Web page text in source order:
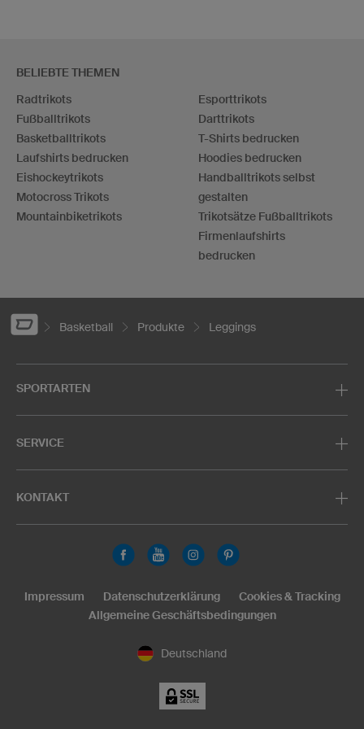
BELIEBTE THEMEN
Radtrikots
Fußballtrikots
Basketballtrikots
Laufshirts bedrucken
Eishockeytrikots
Motocross Trikots
Mountainbiketrikots
Esporttrikots
Darttrikots
T-Shirts bedrucken
Hoodies bedrucken
Handballtrikots selbst
gestalten
Trikotsätze Fußballtrikots
Firmenlaufshirts
bedrucken
Basketball Produkte Leggings
SPORTARTEN
SERVICE
KONTAKT
Deutschland
Impressum Datenschutzerklärung
Cookies & Tracking
Allgemeine Geschäftsbedingungen